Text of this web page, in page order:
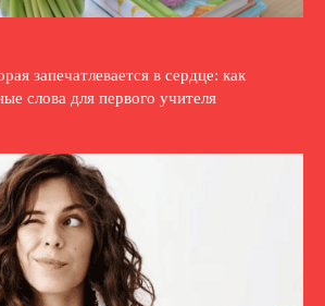
запечатлевается в сердце: как
слова для первого учителя